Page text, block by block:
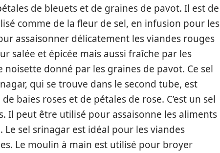
de bleuets et de graines de pavot. Il est de
comme de la fleur de sel, en infusion pour les
assaisonner délicatement les viandes rouges
salée et épicée mais aussi fraîche par les
donné par les graines de pavot. Ce sel
qui se trouve dans le second tube, est
baies roses et de pétales de rose. C’est un sel
Il peut être utilisé pour assaisonne les aliments
Le sel srinagar est idéal pour les viandes
Le moulin à main est utilisé pour broyer